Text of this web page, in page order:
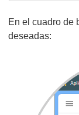
En el cuadro de
deseadas: